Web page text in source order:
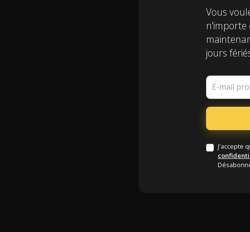
Vous
n'importe
jours
E-mail
J'accepte